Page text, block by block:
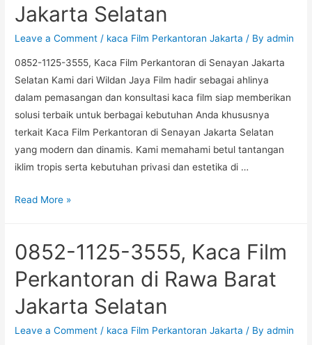
Jakarta
Selatan
Jakarta Selatan
Leave a Comment / kaca Film Perkantoran Jakarta / Byadmin
0852-1125-3555, Kaca Film Perkantoran di Senayan Jakarta
Selatan Kami dari Wildan Jaya Film hadir sebagai ahlinya
dalam pemasangan dan konsultasi kaca film siap memberikan
solusi terbaik untuk berbagai kebutuhan Anda khususnya
terkait Kaca Film Perkantoran di Senayan Jakarta Selatan
yang modern dan dinamis. Kami memahami betul tantangan
iklim tropis serta kebutuhan privasi dan estetika di …
0852-
Kaca
Film
Perkantoran
Jakarta
Read More »
0852-1125-3555, Kaca Film
Perkantoran di Rawa Barat
Jakarta Selatan
Leave a Comment / kaca Film Perkantoran Jakarta / Byadmin